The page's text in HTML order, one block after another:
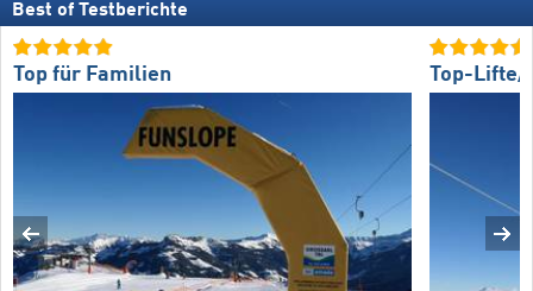
Best of Testberichte
Top für Familien Top-Lifte/